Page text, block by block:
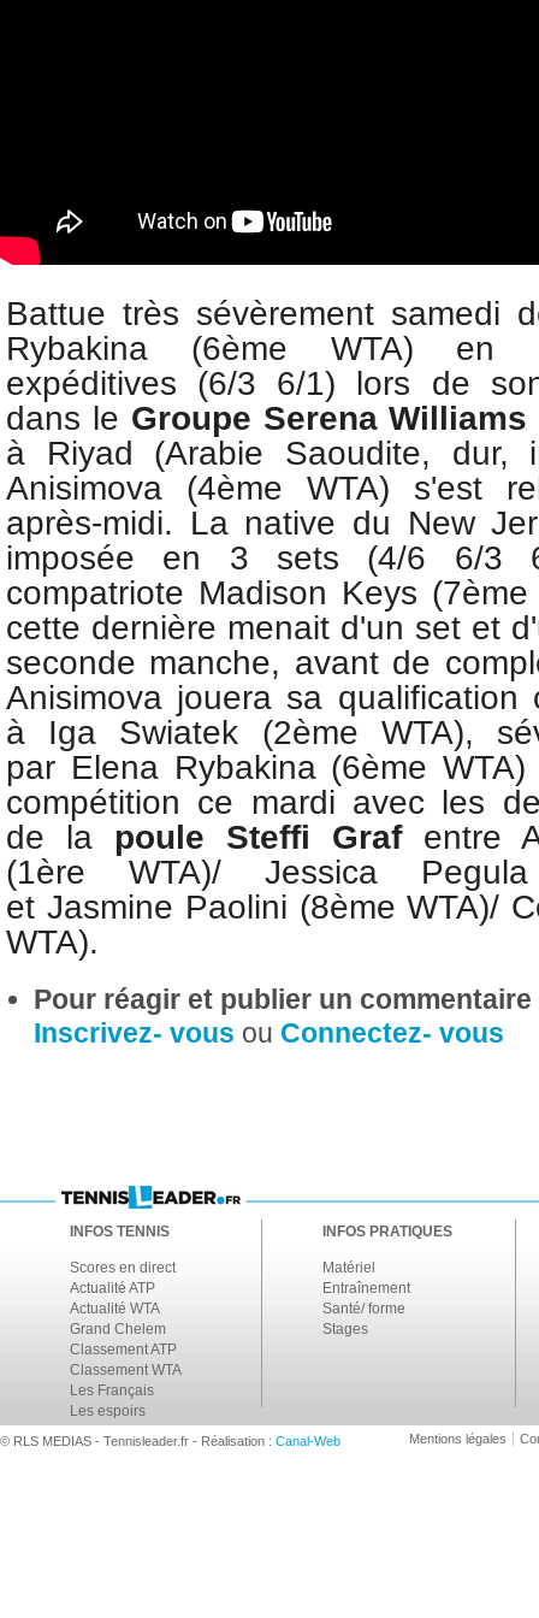
Battue très sévèrement samedi
Rybakina (6ème WTA) en
expéditives (6/3 6/1) lors de
dans le Groupe Serena Williams
à Riyad (Arabie Saoudite, dur,
Anisimova (4ème WTA) s'est
après-midi. La native du New
imposée en 3 sets (4/6 6/3
compatriote Madison Keys
cette dernière menait d'un set et
seconde manche, avant de
Anisimova jouera sa qualification
à Iga Swiatek (2ème WTA),
par Elena Rybakina (6ème
compétition ce mardi avec les
de la poule Steffi Grafentre
(1ère WTA)/ Jessica
et Jasmine Paolini (8ème WTA)/
WTA).
Pour réagir et publier un
Inscrivez- vous ou Connectez- vous
INFOS TENNIS
Scores en direct
Actualité ATP
Actualité WTA
Grand Chelem
Classement ATP
Classement WTA
Les Français
Les espoirs
INFOS PRATIQUES
Matériel
Entraînement
Santé/ forme
Stages
© RLS MEDIAS - Tennisleader.fr - Réalisation : Canal-Web Mentions légales